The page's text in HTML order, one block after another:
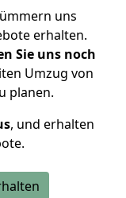
uns
erhalten.
Sie uns noch
Umzug von
planen.
, und erhalten